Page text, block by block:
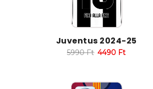
Juventus 2024-25
5990Ft 4490 Ft